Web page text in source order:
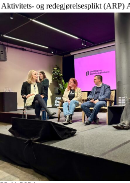
Aktivitets- og redegjørelsesplikt (ARP)